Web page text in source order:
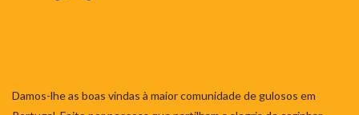
Damos-lhe as boas vindas à maior comunidade de gulosos em